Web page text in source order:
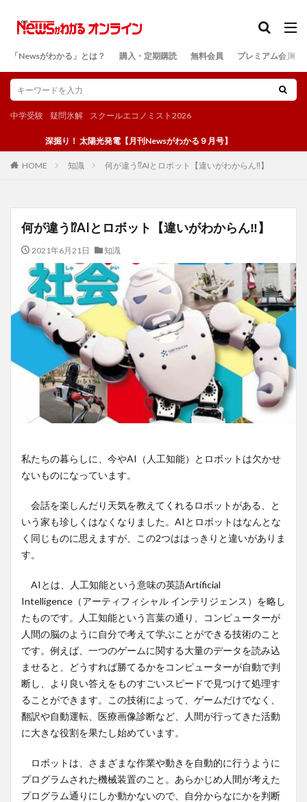
「Newsがわかる」とは？ 購入・定期購読 無料会員 プレミアム会員
中学受験 疑問氷解 スクールエコノミスト2026
深掘り！ 太陽光発電【月刊Newsがわかる９月号】
HOME 知識 何が違う⁉AIとロボット【違いがわからん‼】
何が違う⁉AIとロボット【違いがわからん‼】
2021年6月21日 知識
私たちの暮らしに、今やAI（人工知能）とロボットは欠かせ
ないものになっています。
会話を楽しんだり天気を教えてくれるロボットがある、と
いう家も珍しくはなくなりました。AIとロボットはなんとな
く同じものに思えますが、この2つははっきりと違いがありま
す。
AIとは、人工知能という意味の英語Artificial
Intelligence（アーティフィシャル インテリジェンス）を略し
たものです。人工知能という言葉の通り、コンピューターが
人間の脳のように自分で考えて学ぶことができる技術のこと
です。例えば、一つのゲームに関する大量のデータを読み込
ませると、どうすれば勝てるかをコンピューターが自動で判
断し、より良い答えをものすごいスピードで見つけて処理す
ることができます。この技術によって、ゲームだけでなく、
翻訳や自動運転、医療画像診断など、人間が行ってきた活動
に大きな役割を果たし始めています。
ロボットは、さまざまな作業や動きを自動的に行うように
プログラムされた機械装置のこと。あらかじめ人間が考えた
プログラム通りにしか動かないので、自分からなにかを判断
検索